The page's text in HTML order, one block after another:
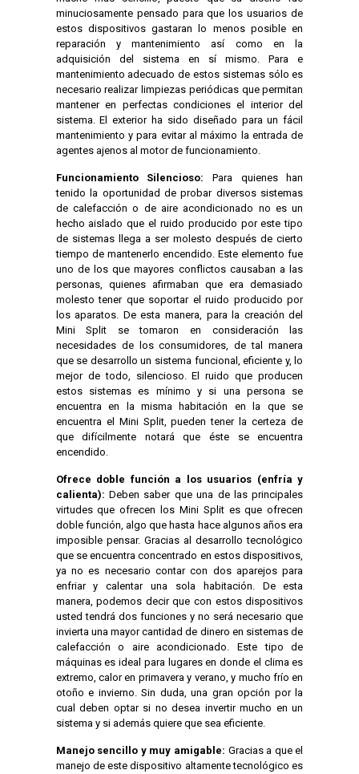
minuciosamente pensado para que los usuarios de
estos dispositivos gastaran lo menos posible en
reparación y mantenimiento así como en la
adquisición del sistema en sí mismo. Para e
mantenimiento adecuado de estos sistemas sólo es
necesario realizar limpiezas periódicas que permitan
mantener en perfectas condiciones el interior del
sistema. El exterior ha sido diseñado para un fácil
mantenimiento y para evitar al máximo la entrada de
agentes ajenos al motor de funcionamiento.
Funcionamiento Silencioso: Para quienes han
tenido la oportunidad de probar diversos sistemas
de calefacción o de aire acondicionado no es un
hecho aislado que el ruido producido por este tipo
de sistemas llega a ser molesto después de cierto
tiempo de mantenerlo encendido. Este elemento fue
uno de los que mayores conflictos causaban a las
personas, quienes afirmaban que era demasiado
molesto tener que soportar el ruido producido por
los aparatos. De esta manera, para la creación del
Mini Split se tomaron en consideración las
necesidades de los consumidores, de tal manera
que se desarrollo un sistema funcional, eficiente y, lo
mejor de todo, silencioso. El ruido que producen
estos sistemas es mínimo y si una persona se
encuentra en la misma habitación en la que se
encuentra el Mini Split, pueden tener la certeza de
que difícilmente notará que éste se encuentra
encendido.
Ofrece doble función a los usuarios (enfría y
calienta): Deben saber que una de las principales
virtudes que ofrecen los Mini Split es que ofrecen
doble función, algo que hasta hace algunos años era
imposible pensar. Gracias al desarrollo tecnológico
que se encuentra concentrado en estos dispositivos,
ya no es necesario contar con dos aparejos para
enfriar y calentar una sola habitación. De esta
manera, podemos decir que con estos dispositivos
usted tendrá dos funciones y no será necesario que
invierta una mayor cantidad de dinero en sistemas de
calefacción o aire acondicionado. Este tipo de
máquinas es ideal para lugares en donde el clima es
extremo, calor en primavera y verano, y mucho frío en
otoño e invierno. Sin duda, una gran opción por la
cual deben optar si no desea invertir mucho en un
sistema y si además quiere que sea eficiente.
Manejo sencillo y muy amigable: Gracias a que el
manejo de este dispositivo altamente tecnológico es